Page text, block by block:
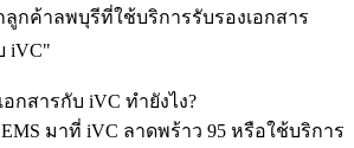
กค้าลพบุรีที่ใช้บริการรับรองเอกสาร
iVC"
กสารกับ iVC ทำยังไง?
มาที่ iVC ลาดพร้าว 95 หรือใช้บริการ